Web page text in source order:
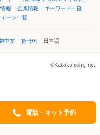
報 企業情報
キーワード一覧
ェーン一覧
中文 한국어 日本語
©Kakaku.com, Inc.
電話・ネット予約